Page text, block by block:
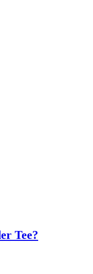
Tee?